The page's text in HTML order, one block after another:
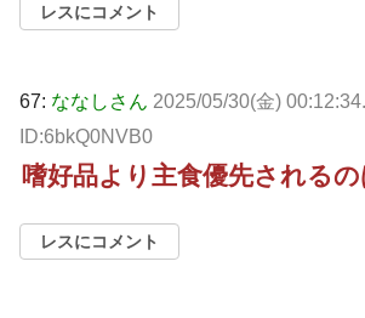
レスにコメント
67: ななしさん 2025/05/30(金)
ID:6bkQ0NVB0
嗜好品より主食優先される
レスにコメント